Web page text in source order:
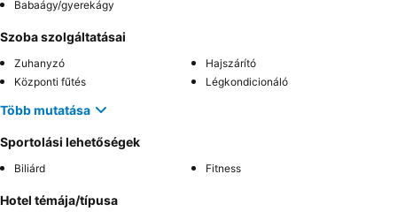
Babaágy/gyerekágy
Szoba szolgáltatásai
Zuhanyzó
Hajszárító
Központi fűtés
Légkondicionáló
Több mutatása
Sportolási lehetőségek
Biliárd Fitness
Hotel témája/típusa